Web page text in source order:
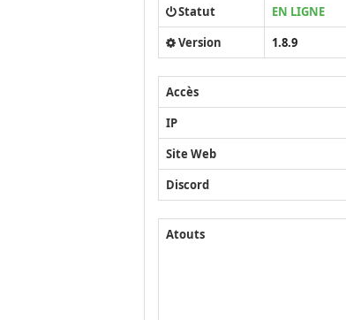
Statut
EN LIGNE
Version
1.8.9
Accès
IP
Site Web
Discord
Atouts